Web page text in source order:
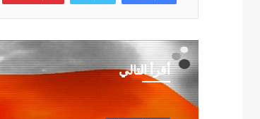
أقرأ التالي